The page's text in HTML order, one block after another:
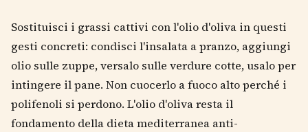
Sostituisci i grassi cattivi con l'olio d'oliva in questi
gesti concreti: condisci l'insalata a pranzo, aggiungi
olio sulle zuppe, versalo sulle verdure cotte, usalo per
intingere il pane. Non cuocerlo a fuoco alto perché i
polifenoli si perdono. L'olio d'oliva resta il
fondamento della dieta mediterranea anti-